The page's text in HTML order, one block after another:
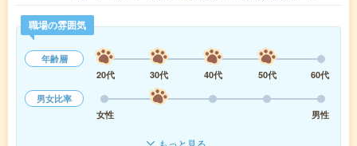
職場の雰囲気
年齢層
20代
30代 40代 50代
60代
男女比率
女性
男性
もっと見る